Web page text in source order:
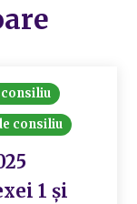
consiliu
1 și